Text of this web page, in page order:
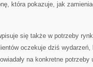
która pokazuje, jak
się także w potrzeby
oczekuje dziś
na konkretne